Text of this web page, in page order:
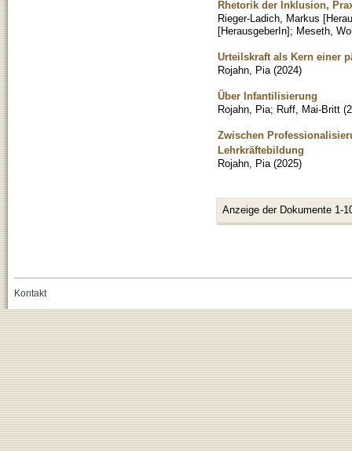
Rhetorik der Inklusion,
Rieger-Ladich, Markus
[HerausgeberIn]; Meseth,
Urteilskraft als Kern einer
Rojahn, Pia (2024)
Über Infantilisierung
Rojahn, Pia; Ruff, Mai-Britt (
Zwischen
Lehrkräftebildung
Rojahn, Pia (2025)
Anzeige der Dokumente 1-
Kontakt